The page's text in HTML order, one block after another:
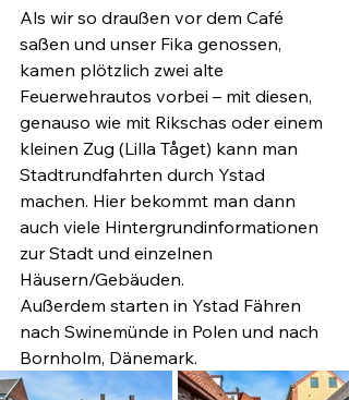
Als wir so draußen vor dem Café
saßen und unser Fika genossen,
kamen plötzlich zwei alte
Feuerwehrautos vorbei – mit diesen,
genauso wie mit Rikschas oder einem
kleinen Zug (Lilla Tåget) kann man
Stadtrundfahrten durch Ystad
machen. Hier bekommt man dann
auch viele Hintergrundinformationen
zur Stadt und einzelnen
Häusern/Gebäuden.
Außerdem starten in Ystad Fähren
nach Swinemünde in Polen und nach
Bornholm, Dänemark.